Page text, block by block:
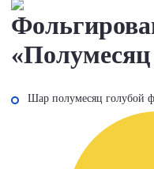
«Полумесяц
Шар полумесяц голубой